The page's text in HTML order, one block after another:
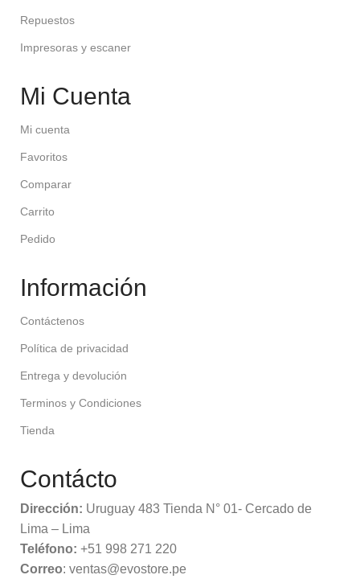
Repuestos
Impresoras y escaner
Mi Cuenta
Mi cuenta
Favoritos
Comparar
Carrito
Pedido
Información
Contáctenos
Política de privacidad
Entrega y devolución
Terminos y Condiciones
Tienda
Contácto
Dirección: Uruguay 483 Tienda N° 01- Cercado de
Lima – Lima
Teléfono: +51 998 271 220
Correo: ventas@evostore.pe